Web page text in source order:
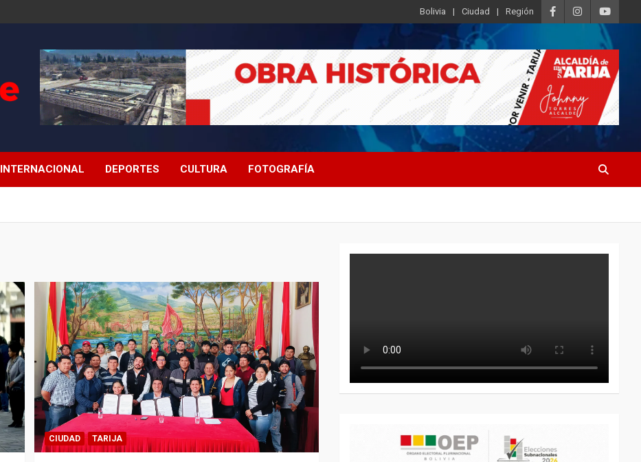
Bolivia Ciudad Región
INTERNACIONAL DEPORTES CULTURA FOTOGRAFÍA
CIUDAD TARIJA